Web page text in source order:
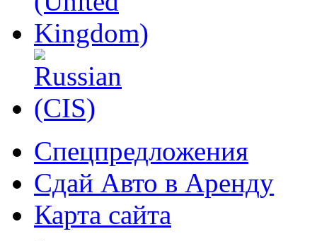
Спецпредложения
Сдай Авто в Аренду
Карта сайта